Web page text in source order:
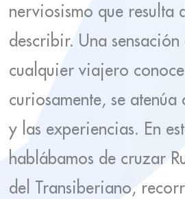
nerviosismo que resulta
describir. Una sensación
cualquier viajero
curiosamente, se atenúa
y las experiencias. En
hablábamos de cruzar
del Transiberiano,